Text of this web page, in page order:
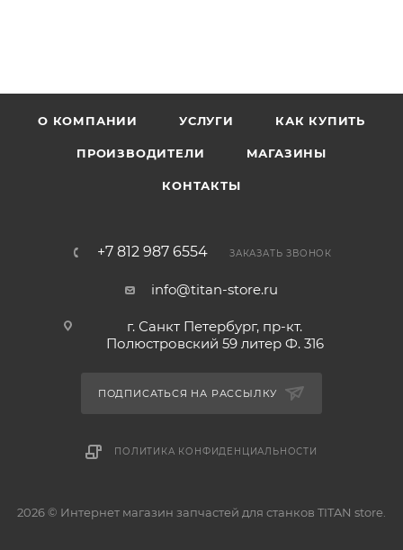
О КОМПАНИИ УСЛУГИ КАК КУПИТЬ
ПРОИЗВОДИТЕЛИ МАГАЗИНЫ
КОНТАКТЫ
+7 812 987 6554 ЗАКАЗАТЬ ЗВОНОК
info@titan-store.ru
г. Санкт Петербург, пр-кт.
Полюстровский 59 литер Ф. 316
ПОДПИСАТЬСЯ НА РАССЫЛКУ
ПОЛИТИКА КОНФИДЕНЦИАЛЬНОСТИ
2026 © Интернет магазин запчастей для станков TITAN store.